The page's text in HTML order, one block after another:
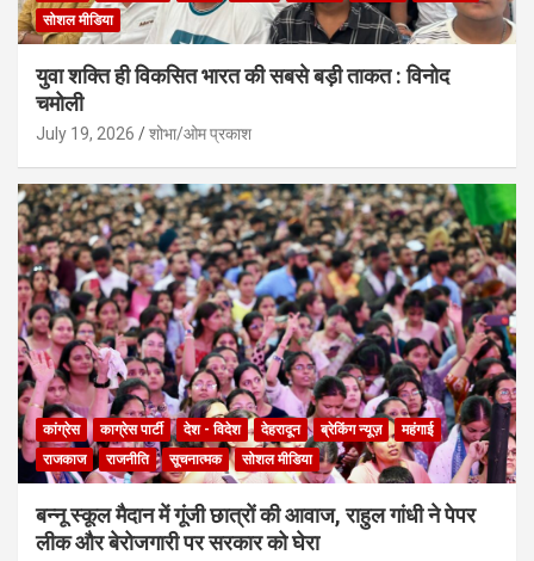
सोशल मीडिया
युवा शक्ति ही विकसित भारत की सबसे बड़ी ताकत : विनोद
चमोली
July 19, 2026 शोभा/ओम प्रकाश
कांग्रेस काग्रेस पार्टी देश - विदेश देहरादून ब्रेकिंग न्यूज़
महंगाई
राजकाज
राजनीति सूचनात्मक सोशल मीडिया
बन्नू स्कूल मैदान में गूंजी छात्रों की आवाज, राहुल गांधी ने पेपर
लीक और बेरोजगारी पर सरकार को घेरा